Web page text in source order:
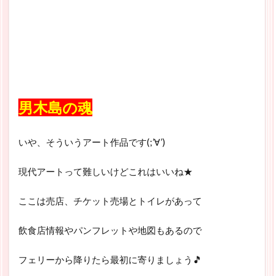
男木島の魂
いや、そういうアート作品です(;’∀’)
現代アートって難しいけどこれはいいね★
ここは売店、チケット売場とトイレがあって
飲食店情報やパンフレットや地図もあるので
フェリーから降りたら最初に寄りましょう🎵